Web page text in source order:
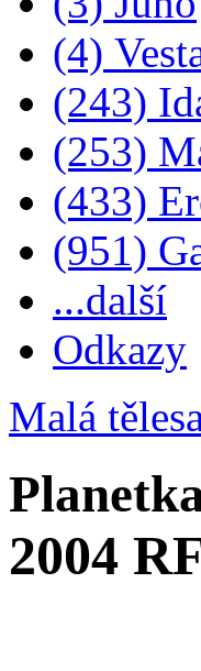
(4)
(243)
(253)
(433)
(951)
...další
Odkazy
Malá
2004